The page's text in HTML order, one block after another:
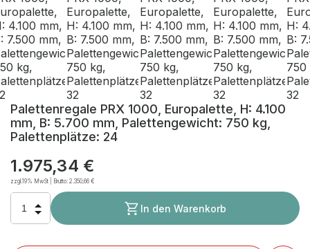
Palettenregale PRX 1000, Europalette, H: 4.100
mm, B: 5.700 mm, Palettengewicht: 750 kg,
Palettenplätze: 24
1.975,34 €
zzgl.19% MwSt | Brutto:2.350,66 €
In den Warenkorb